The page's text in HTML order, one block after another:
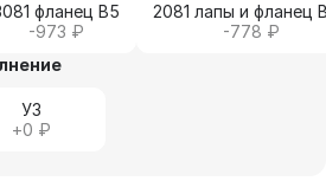
фланец В5
-973 ₽
2081 лапы и фланец
-778 ₽
У3
+0 ₽